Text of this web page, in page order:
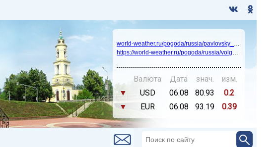
world-weather.ru/pogoda/russia/pavlovsky_posad/14days/
https://world-weather.ru/pogoda/russia/volgograd/
Валюта Дата знач.
изм.
▼
USD 06.08 80.93
0.2
▼
EUR 06.08 93.19 0.39